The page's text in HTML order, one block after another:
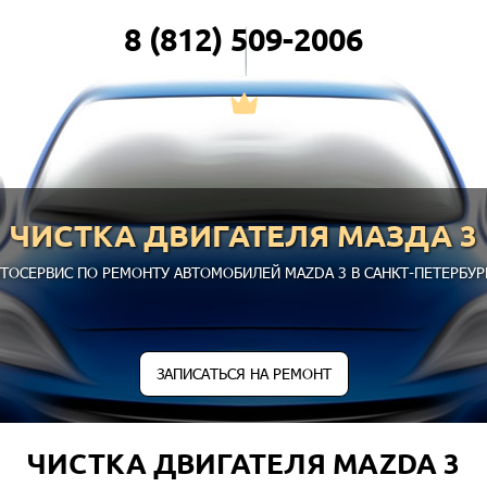
8 (812) 509-2006
ЧИСТКА ДВИГАТЕЛЯ МАЗДА 3
ПО РЕМОНТУ АВТОМОБИЛЕЙ MAZDA 3 В САНКТ-
ЗАПИСАТЬСЯ НА РЕМОНТ
ЧИСТКА ДВИГАТЕЛЯ MAZDA 3